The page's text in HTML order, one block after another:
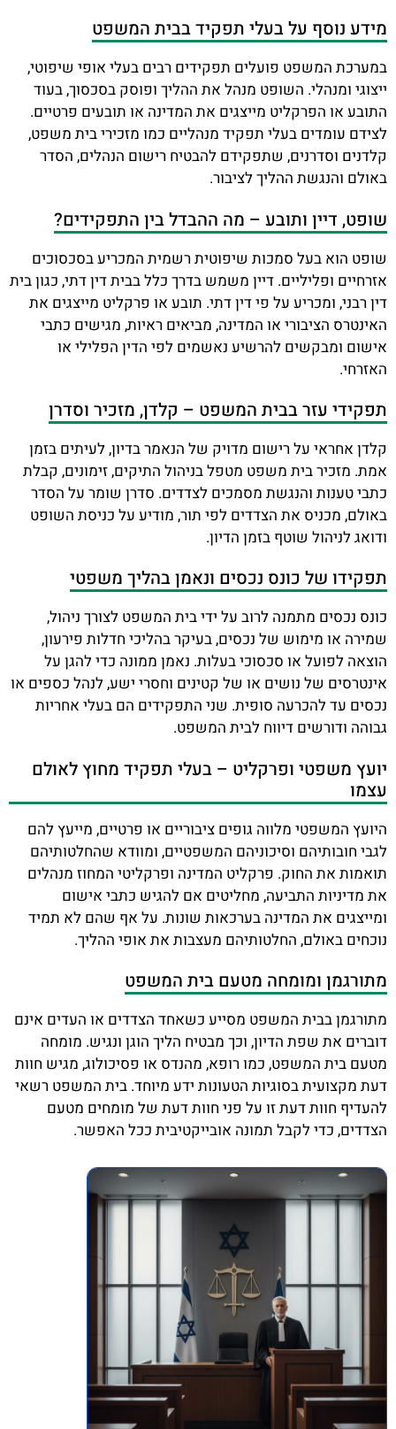
מידע נוסף על בעלי תפקיד בבית המשפט
במערכת המשפט פועלים תפקידים רבים בעלי אופי שיפוטי,
ייצוגי ומנהלי. השופט מנהל את ההליך ופוסק בסכסוך, בעוד
התובע או הפרקליט מייצגים את המדינה או תובעים פרטיים.
לצידם עומדים בעלי תפקיד מנהליים כמו מזכירי בית משפט,
קלדנים וסדרנים, שתפקידם להבטיח רישום הנהלים, הסדר
באולם והנגשת ההליך לציבור.
שופט, דיין ותובע – מה ההבדל בין התפקידים?
שופט הוא בעל סמכות שיפוטית רשמית המכריע בסכסוכים
אזרחיים ופליליים. דיין משמש בדרך כלל בבית דין דתי, כגון בית
דין רבני, ומכריע על פי דין דתי. תובע או פרקליט מייצגים את
האינטרס הציבורי או המדינה, מביאים ראיות, מגישים כתבי
אישום ומבקשים להרשיע נאשמים לפי הדין הפלילי או
האזרחי.
תפקידי עזר בבית המשפט – קלדן, מזכיר וסדרן
קלדן אחראי על רישום מדויק של הנאמר בדיון, לעיתים בזמן
אמת. מזכיר בית משפט מטפל בניהול התיקים, זימונים, קבלת
כתבי טענות והנגשת מסמכים לצדדים. סדרן שומר על הסדר
באולם, מכניס את הצדדים לפי תור, מודיע על כניסת השופט
ודואג לניהול שוטף בזמן הדיון.
תפקידו של כונס נכסים ונאמן בהליך משפטי
כונס נכסים מתמנה לרוב על ידי בית המשפט לצורך ניהול,
שמירה או מימוש של נכסים, בעיקר בהליכי חדלות פירעון,
הוצאה לפועל או סכסוכי בעלות. נאמן ממונה כדי להגן על
אינטרסים של נושים או של קטינים וחסרי ישע, לנהל כספים או
נכסים עד להכרעה סופית. שני התפקידים הם בעלי אחריות
גבוהה ודורשים דיווח לבית המשפט.
יועץ משפטי ופרקליט – בעלי תפקיד מחוץ לאולם
עצמו
היועץ המשפטי מלווה גופים ציבוריים או פרטיים, מייעץ להם
לגבי חובותיהם וסיכוניהם המשפטיים, ומוודא שהחלטותיהם
תואמות את החוק. פרקליט המדינה ופרקליטי המחוז מנהלים
את מדיניות התביעה, מחליטים אם להגיש כתבי אישום
ומייצגים את המדינה בערכאות שונות. על אף שהם לא תמיד
נוכחים באולם, החלטותיהם מעצבות את אופי ההליך.
מתורגמן ומומחה מטעם בית המשפט
מתורגמן בבית המשפט מסייע כשאחד הצדדים או העדים אינם
דוברים את שפת הדיון, וכך מבטיח הליך הוגן ונגיש. מומחה
מטעם בית המשפט, כמו רופא, מהנדס או פסיכולוג, מגיש חוות
דעת מקצועית בסוגיות הטעונות ידע מיוחד. בית המשפט רשאי
להעדיף חוות דעת זו על פני חוות דעת של מומחים מטעם
הצדדים, כדי לקבל תמונה אובייקטיבית ככל האפשר.